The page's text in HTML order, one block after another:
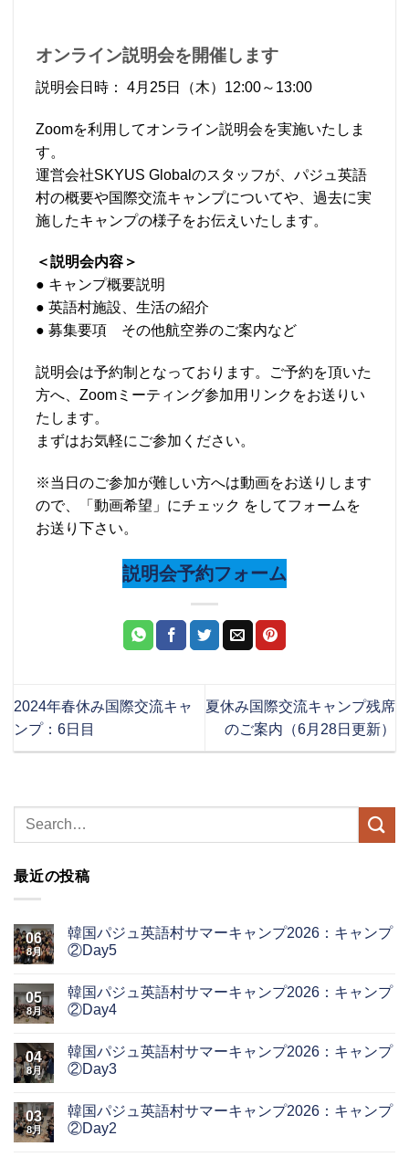
オンライン説明会を開催します
説明会日時： 4月25日（木）12:00～13:00
Zoomを利用してオンライン説明会を実施いたしま
す。
運営会社SKYUS Globalのスタッフが、パジュ英語
村の概要や国際交流キャンプについてや、過去に実
施したキャンプの様子をお伝えいたします。
＜説明会内容＞
● キャンプ概要説明
● 英語村施設、生活の紹介
● 募集要項 その他航空券のご案内など
説明会は予約制となっております。ご予約を頂いた
方へ、Zoomミーティング参加用リンクをお送りい
たします。
まずはお気軽にご参加ください。
※当日のご参加が難しい方へは動画をお送りします
ので、「動画希望」にチェック をしてフォームを
お送り下さい。
説明会予約フォーム
2024年春休み国際交流キャ
ンプ：6日目
夏休み国際交流キャンプ残席
のご案内（6月28日更新）
最近の投稿
06
8月
韓国パジュ英語村サマーキャンプ2026：キャンプ
②Day5
05
8月
韓国パジュ英語村サマーキャンプ2026：キャンプ
②Day4
04
8月
韓国パジュ英語村サマーキャンプ2026：キャンプ
②Day3
03
8月
韓国パジュ英語村サマーキャンプ2026：キャンプ
②Day2